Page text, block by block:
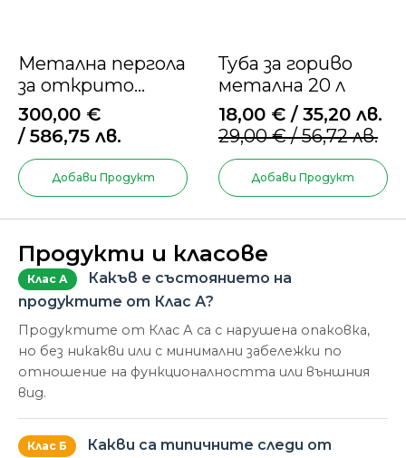
Метална пергола
за открито
Outsunny 3 x 2 м с
прибиращ се
покрив
300,00 €
/ 586,75 лв.
Добави Продукт
Туба за гориво
метална 20 л
29,00€/ 56,72 лв.
Original
price
was:
29,00 €
/
56,72 лв..
18,00 €/ 35,20 лв.
Текущата
цена
е:
18,00 €
/
35,20 лв..
Добави Продукт
Продукти и класове
Клас А
Какъв е състоянието на
продуктите от Клас А?
Продуктите от Клас А са с нарушена опаковка,
но без никакви или с минимални забележки по
отношение на функционалността или външния
вид.
Клас Б
Какви са типичните следи от